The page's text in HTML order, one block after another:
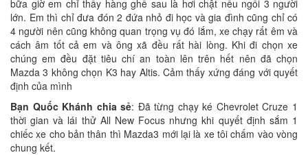
bữa giờ em chỉ thấy hàng ghế sau là hơi chật nếu ngồi 3 người
lớn. Em thì chỉ đưa đón 2 đứa nhỏ đi học và gia đình cũng chỉ có
4 người nên cũng không quan trọng vụ đó lắm, xe chạy rất êm và
cách âm tốt cả em và ông xã đều rất hài lòng. Khi đi chọn xe
chúng em đều đặt tiêu chí an toàn lên trên hết nên đã chọn
Mazda 3 không chọn K3 hay Altis. Cảm thấy xứng đáng với quyết
định của mình
Bạn Quốc Khánh chia sẻ: Đã từng chạy ké Chevrolet Cruze 1
thời gian và lái thử All New Focus nhưng khi quyết định sắm 1
chiếc xe cho bản thân thì Mazda3 mới lại là xe tôi chấm vào vòng
chung kết.